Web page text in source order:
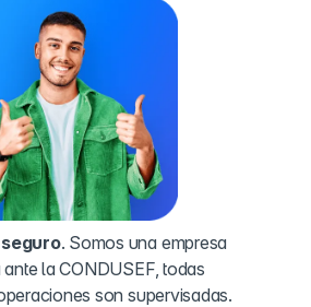
seguro. Somos una empresa
ante la CONDUSEF, todas
son supervisadas.